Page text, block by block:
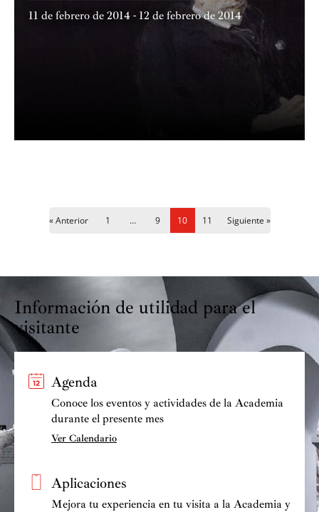
11 de febrero de 2014 - 12 de febrero de 2014
Navegación
de
« Anterior 1 … 9 10 11 Siguiente »
Información de utilidad para el
visitante
Agenda
Conoce los eventos y actividades de la Academia
durante el presente mes
Ver Calendario
Aplicaciones
Mejora tu experiencia en tu visita a la Academia y